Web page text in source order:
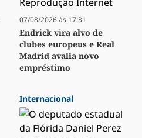
07/08/2026 às 17:31
Endrick vira alvo de
clubes europeus e Real
Madrid avalia novo
empréstimo
Internacional